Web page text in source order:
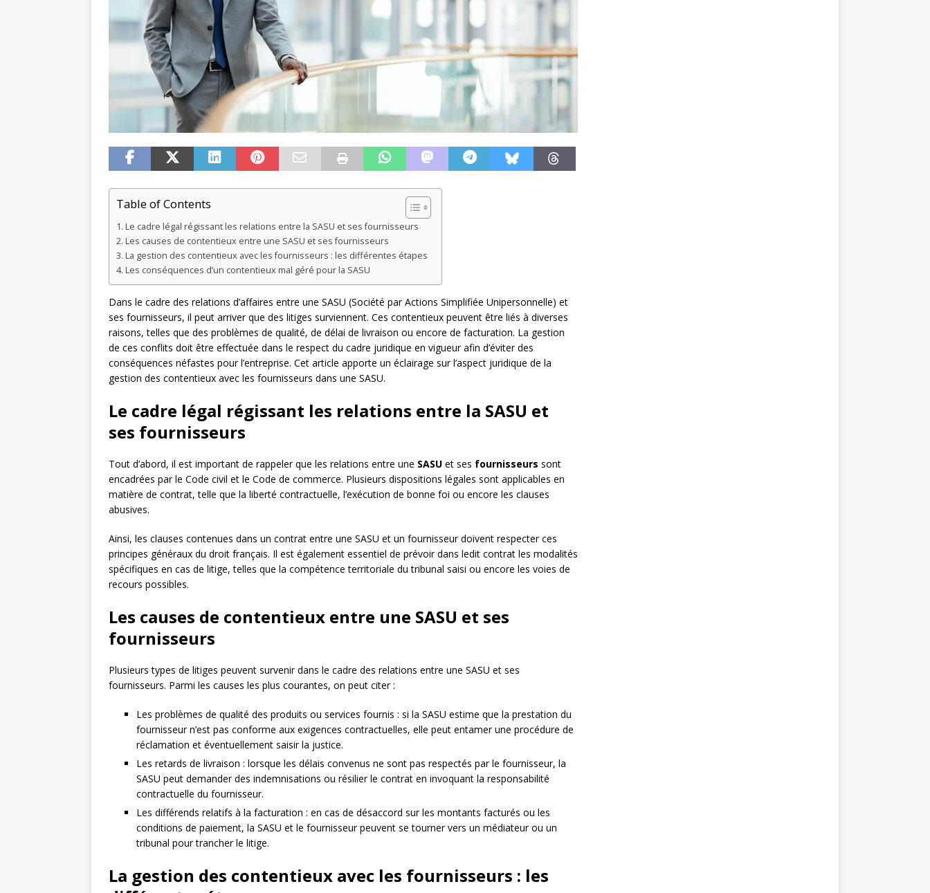
Table of Contents
Le cadre légal régissant les relations entre la SASU et ses fournisseurs
Les causes de contentieux entre une SASU et ses fournisseurs
La gestion des contentieux avec les fournisseurs : les différentes étapes
Les conséquences d’un contentieux mal géré pour la SASU
Dans le cadre des relations d’affaires entre une SASU (Société par Actions Simplifiée Unipersonnelle) et
ses fournisseurs, il peut arriver que des litiges surviennent. Ces contentieux peuvent être liés à diverses
raisons, telles que des problèmes de qualité, de délai de livraison ou encore de facturation. La gestion
de ces conflits doit être effectuée dans le respect du cadre juridique en vigueur afin d’éviter des
conséquences néfastes pour l’entreprise. Cet article apporte un éclairage sur l’aspect juridique de la
gestion des contentieux avec les fournisseurs dans une SASU.
Le cadre légal régissant les relations entre la SASU et
ses fournisseurs
Tout d’abord, il est important de rappeler que les relations entre une SASU et ses fournisseurs sont
encadrées par le Code civil et le Code de commerce. Plusieurs dispositions légales sont applicables en
matière de contrat, telle que la liberté contractuelle, l’exécution de bonne foi ou encore les clauses
abusives.
Ainsi, les clauses contenues dans un contrat entre une SASU et un fournisseur doivent respecter ces
principes généraux du droit français. Il est également essentiel de prévoir dans ledit contrat les modalités
spécifiques en cas de litige, telles que la compétence territoriale du tribunal saisi ou encore les voies de
recours possibles.
Les causes de contentieux entre une SASU et ses
fournisseurs
Plusieurs types de litiges peuvent survenir dans le cadre des relations entre une SASU et ses
fournisseurs. Parmi les causes les plus courantes, on peut citer :
Les problèmes de qualité des produits ou services fournis : si la SASU estime que la prestation du
fournisseur n’est pas conforme aux exigences contractuelles, elle peut entamer une procédure de
réclamation et éventuellement saisir la justice.
Les retards de livraison : lorsque les délais convenus ne sont pas respectés par le fournisseur, la
SASU peut demander des indemnisations ou résilier le contrat en invoquant la responsabilité
contractuelle du fournisseur.
Les différends relatifs à la facturation : en cas de désaccord sur les montants facturés ou les
conditions de paiement, la SASU et le fournisseur peuvent se tourner vers un médiateur ou un
tribunal pour trancher le litige.
La gestion des contentieux avec les fournisseurs : les